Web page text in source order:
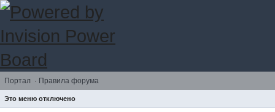
Портал · Правила форума
Это меню отключено